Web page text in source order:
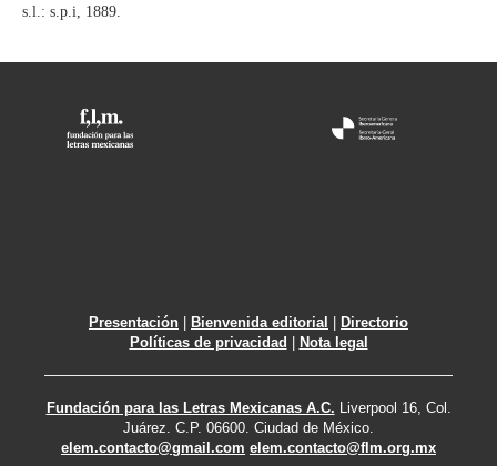
s.l.: s.p.i, 1889.
Presentación | Bienvenida editorial | Directorio
Políticas de privacidad | Nota legal
Fundación para las Letras Mexicanas A.C. Liverpool 16, Col.
Juárez. C.P. 06600. Ciudad de México.
elem.contacto@gmail.com elem.contacto@flm.org.mx